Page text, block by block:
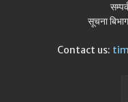
सूचना
Contact us: